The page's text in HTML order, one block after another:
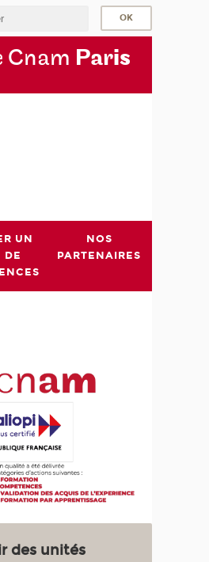
Cnam Paris
UN
DE
NOS
PARTENAIRES
des unités